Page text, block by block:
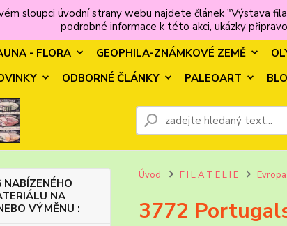
sloupci úvodní strany webu najdete článek "Výstava
podrobné informace k této akci, ukázky
- FLORA GEOPHILA-ZNÁMKOVÉ ZEMĚ
ODBORNÉ ČLÁNKY PALEOART
NABÍZENÉHO
NA
VÝMĚNU :
Úvod F I L A T E L I E Evropa
3772